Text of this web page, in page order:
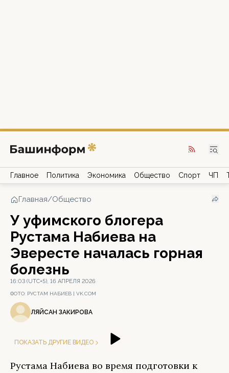
Главное Политика Экономика Общество Спорт ЧП
Главная/Общество
У уфимского блогера
Рустама Набиева на
Эвересте началась горная
болезнь
16:03 (UTC+5), 16 АПРЕЛЯ 2026
ФОТО: РУСТАМ НАБИЕВ | VK.COM
ЛЯЙСАН ЗАКИРОВА
ПОКАЗАТЬ ДРУГИЕ ВИДЕО
Рустама Набиева во время подготовки к